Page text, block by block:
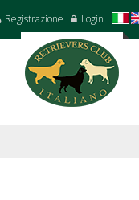
Registrazione Login